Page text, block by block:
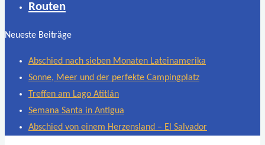
Routen
Neueste Beiträge
Abschied nach sieben Monaten Lateinamerika
Sonne, Meer und der perfekte Campingplatz
Treffen am Lago Atitlán
Semana Santa in Antigua
Abschied von einem Herzensland – El Salvador